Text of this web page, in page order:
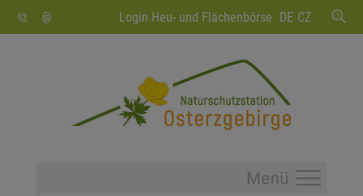
Login Heu- und Flächenbörse DE CZ